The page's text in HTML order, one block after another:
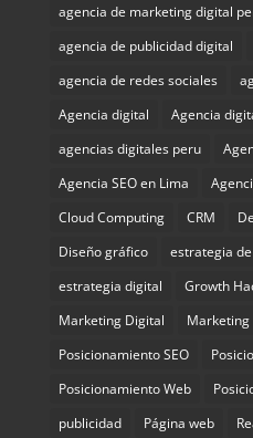
agencia de marketing digital
agencia de publicidad digital
agencia de redes sociales
Agencia digital
Agencia
agencias digitales peru
Agencia SEO en Lima
Cloud Computing
CRM
Diseño gráfico
estrategia
estrategia digital
Growth
Marketing Digital
Marketing
Posicionamiento SEO
Posicionamiento Web
publicidad
Página web